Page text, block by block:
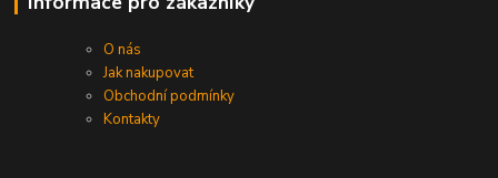
O nás
Jak nakupovat
Obchodní podmínky
Kontakty